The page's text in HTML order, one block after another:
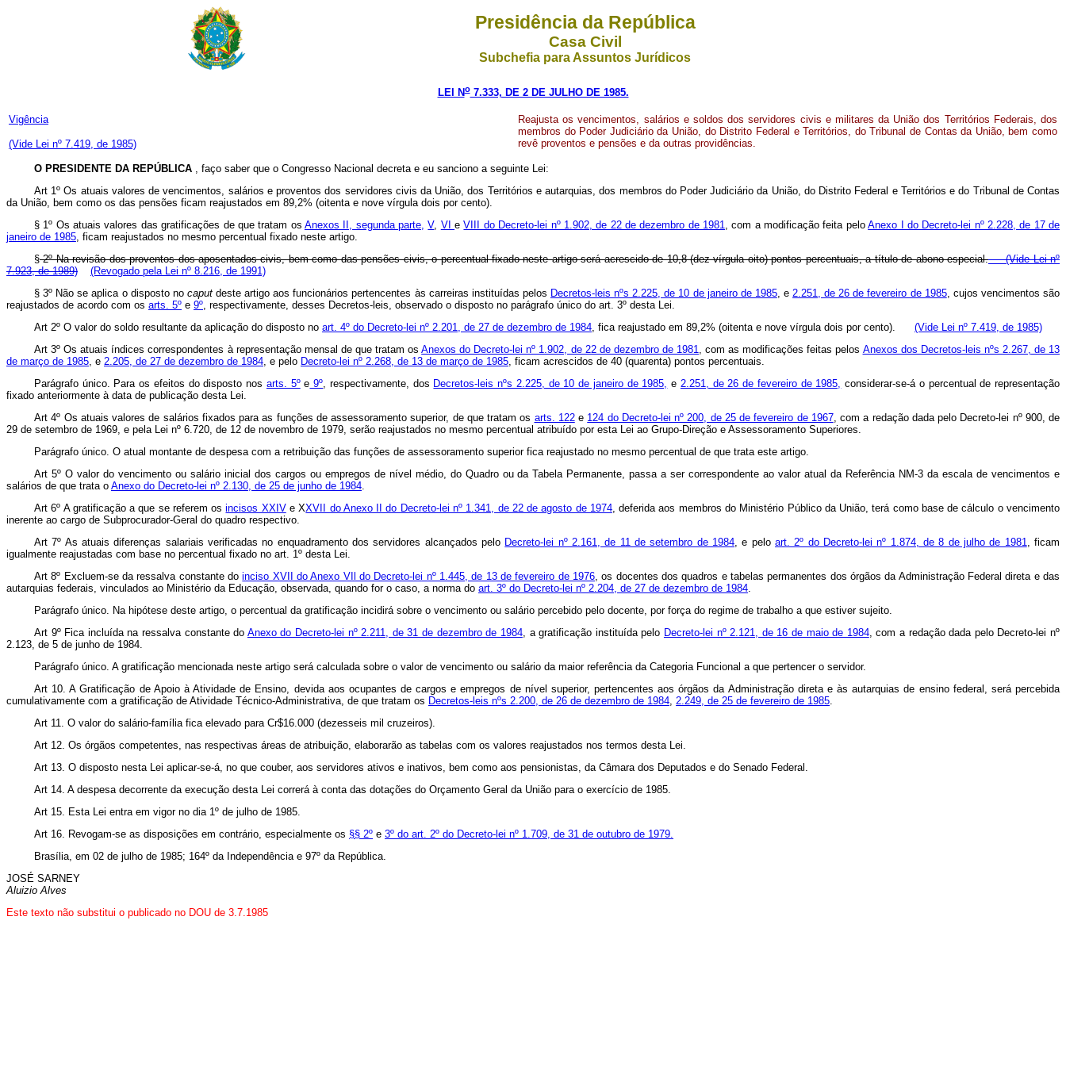
Presidência da República
Casa Civil
Subchefia para Assuntos Jurídicos
LEI No7.333, DE 2 DE JULHO DE 1985.
Vigência
(Vide Lei nº 7.419, de 1985)
Reajusta os vencimentos, salários e soldos dos servidores civis e militares da União dos Territórios Federais, dos
membros do Poder Judiciário da União, do Distrito Federal e Territórios, do Tribunal de Contas da União, bem como
revê proventos e pensões e da outras providências.
O PRESIDENTE DA REPÚBLICA , faço saber que o Congresso Nacional decreta e eu sanciono a seguinte Lei:
Art 1º Os atuais valores de vencimentos, salários e proventos dos servidores civis da União, dos Territórios e autarquias, dos membros do Poder Judiciário da União, do Distrito Federal e Territórios e do Tribunal de Contas
da União, bem como os das pensões ficam reajustados em 89,2% (oitenta e nove vírgula dois por cento).
§ 1º Os atuais valores das gratificações de que tratam os Anexos II, segunda parte, V, VIeVIII do Decreto-lei nº 1.902, de 22 de dezembro de 1981, com a modificação feita peloAnexo I do Decreto-lei nº 2.228, de 17 de
janeiro de 1985, ficam reajustados no mesmo percentual fixado neste artigo.
§2º Na revisão dos proventos dos aposentados civis, bem como das pensões civis, o percentual fixado neste artigo será acrescido de 10,8 (dez vírgula oito) pontos percentuais, a título de abono especial.(Vide Lei nº
7.923, de 1989)
(Revogado pela Lei nº 8.216, de 1991)
§ 3º Não se aplica o disposto no caput deste artigo aos funcionários pertencentes às carreiras instituídas pelos Decretos-leis nºs 2.225, de 10 de janeiro de 1985, e2.251, de 26 de fevereiro de 1985, cujos vencimentos são
reajustados de acordo com os arts. 5º e 9º, respectivamente, desses Decretos-leis, observado o disposto no parágrafo único do art. 3º desta Lei.
Art 2º O valor do soldo resultante da aplicação do disposto no art. 4º do Decreto-lei nº 2.201, de 27 de dezembro de 1984, fica reajustado em 89,2% (oitenta e nove vírgula dois por cento).
(Vide Lei nº 7.419, de 1985)
Art 3º Os atuais índices correspondentes à representação mensal de que tratam osAnexos do Decreto-lei nº 1.902, de 22 de dezembro de 1981, com as modificações feitas pelos Anexos dos Decretos-leis nºs 2.267, de 13
de março de 1985, e 2.205, de 27 de dezembro de 1984, e pelo Decreto-lei nº 2.268, de 13 de março de 1985, ficam acrescidos de 40 (quarenta) pontos percentuais.
Parágrafo único. Para os efeitos do disposto nos arts. 5ºe 9º, respectivamente, dos Decretos-leis nºs 2.225, de 10 de janeiro de 1985, e 2.251, de 26 de fevereiro de 1985, considerar-se-á o percentual de representação
fixado anteriormente à data de publicação desta Lei.
Art 4º Os atuais valores de salários fixados para as funções de assessoramento superior, de que tratam os arts. 122e 124 do Decreto-lei nº 200, de 25 de fevereiro de 1967, com a redação dada pelo Decreto-lei nº 900, de
29 de setembro de 1969, e pela Lei nº 6.720, de 12 de novembro de 1979, serão reajustados no mesmo percentual atribuído por esta Lei ao Grupo-Direção e Assessoramento Superiores.
Parágrafo único. O atual montante de despesa com a retribuição das funções de assessoramento superior fica reajustado no mesmo percentual de que trata este artigo.
Art 5º O valor do vencimento ou salário inicial dos cargos ou empregos de nível médio, do Quadro ou da Tabela Permanente, passa a ser correspondente ao valor atual da Referência NM-3 da escala de vencimentos e
salários de que trata o Anexo do Decreto-lei nº 2.130, de 25 de junho de 1984.
Art 6º A gratificação a que se referem osincisos XXIVe XXVII do Anexo II do Decreto-lei nº 1.341, de 22 de agosto de 1974, deferida aos membros do Ministério Público da União, terá como base de cálculo o vencimento
inerente ao cargo de Subprocurador-Geral do quadro respectivo.
Art 7º As atuais diferenças salariais verificadas no enquadramento dos servidores alcançados pelo Decreto-lei nº 2.161, de 11 de setembro de 1984, e peloart. 2º do Decreto-lei nº 1.874, de 8 de julho de 1981, ficam
igualmente reajustadas com base no percentual fixado no art. 1º desta Lei.
Art 8º Excluem-se da ressalva constante doinciso XVII do Anexo VIl do Decreto-lei nº 1.445, de 13 de fevereiro de 1976, os docentes dos quadros e tabelas permanentes dos órgãos da Administração Federal direta e das
autarquias federais, vinculados ao Ministério da Educação, observada, quando for o caso, a norma do art. 3º do Decreto-lei nº 2.204, de 27 de dezembro de 1984.
Parágrafo único. Na hipótese deste artigo, o percentual da gratificação incidirá sobre o vencimento ou salário percebido pelo docente, por força do regime de trabalho a que estiver sujeito.
Art 9º Fica incluída na ressalva constante do Anexo do Decreto-lei nº 2.211, de 31 de dezembro de 1984, a gratificação instituída pelo Decreto-lei nº 2.121, de 16 de maio de 1984, com a redação dada pelo Decreto-lei nº
2.123, de 5 de junho de 1984.
Parágrafo único. A gratificação mencionada neste artigo será calculada sobre o valor de vencimento ou salário da maior referência da Categoria Funcional a que pertencer o servidor.
Art 10. A Gratificação de Apoio à Atividade de Ensino, devida aos ocupantes de cargos e empregos de nível superior, pertencentes aos órgãos da Administração direta e às autarquias de ensino federal, será percebida
cumulativamente com a gratificação de Atividade Técnico-Administrativa, de que tratam os Decretos-leis nºs 2.200, de 26 de dezembro de 1984, 2.249, de 25 de fevereiro de 1985.
Art 11. O valor do salário-família fica elevado para Cr$16.000 (dezesseis mil cruzeiros).
Art 12. Os órgãos competentes, nas respectivas áreas de atribuição, elaborarão as tabelas com os valores reajustados nos termos desta Lei.
Art 13. O disposto nesta Lei aplicar-se-á, no que couber, aos servidores ativos e inativos, bem como aos pensionistas, da Câmara dos Deputados e do Senado Federal.
Art 14. A despesa decorrente da execução desta Lei correrá à conta das dotações do Orçamento Geral da União para o exercício de 1985.
Art 15. Esta Lei entra em vigor no dia 1º de julho de 1985.
Art 16. Revogam-se as disposições em contrário, especialmente os §§ 2º e 3º do art. 2º do Decreto-lei nº 1.709, de 31 de outubro de 1979.
Brasília, em 02 de julho de 1985; 164º da Independência e 97º da República.
JOSÉ SARNEY
Aluizio Alves
Este texto não substitui o publicado no DOU de 3.7.1985